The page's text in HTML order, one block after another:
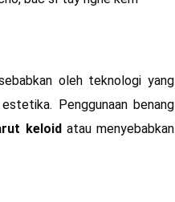
oleh teknologi yang
Penggunaan benang
keloidatau menyebabkan